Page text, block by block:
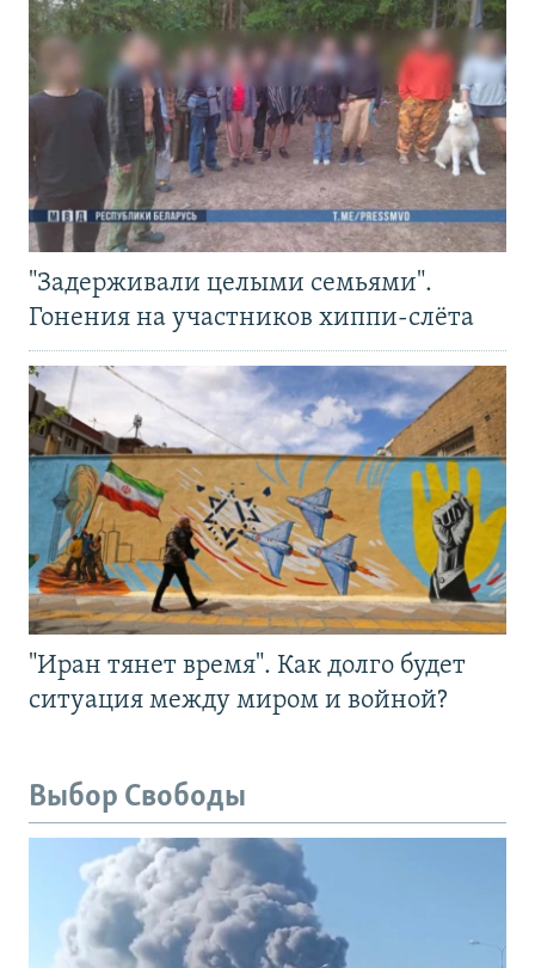
"Задерживали целыми семьями".
Гонения на участников хиппи-слёта
"Иран тянет время". Как долго будет
ситуация между миром и войной?
Выбор Свободы